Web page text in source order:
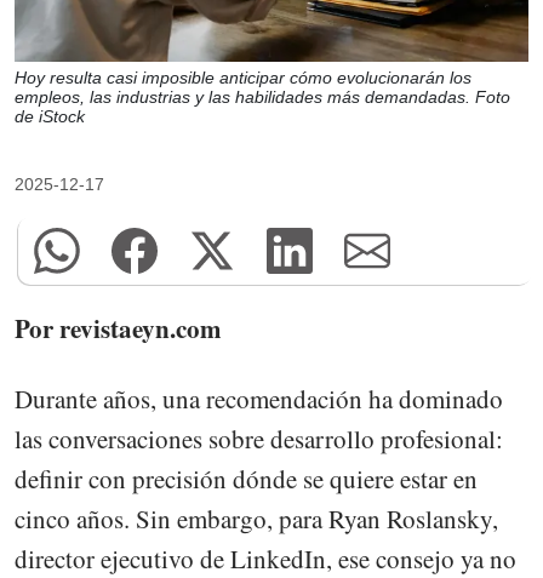
Hoy resulta casi imposible anticipar cómo evolucionarán los
empleos, las industrias y las habilidades más demandadas. Foto
de iStock
2025-12-17
Por revistaeyn.com
Durante años, una recomendación ha dominado
las conversaciones sobre desarrollo profesional:
definir con precisión dónde se quiere estar en
cinco años. Sin embargo, para Ryan Roslansky,
director ejecutivo de LinkedIn, ese consejo ya no